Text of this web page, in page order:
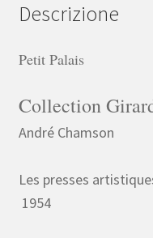
Descrizione
Petit Palais
Collection
André Chamson
Les presses
1954